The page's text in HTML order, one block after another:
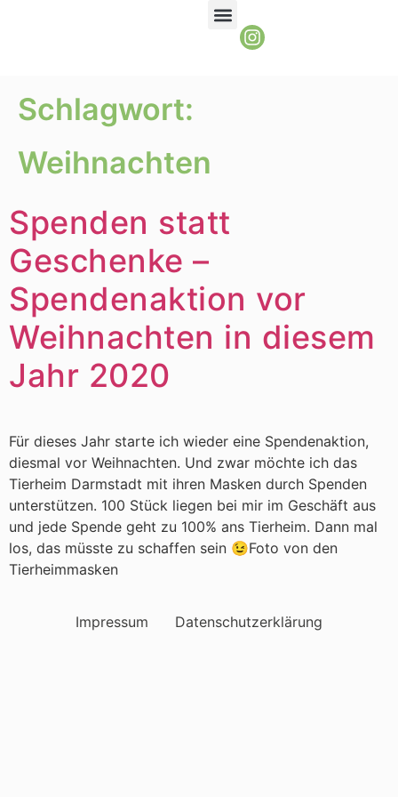
Schlagwort:
Weihnachten
Spenden statt
Geschenke –
Spendenaktion vor
Weihnachten in diesem
Jahr 2020
Für dieses Jahr starte ich wieder eine Spendenaktion,
diesmal vor Weihnachten. Und zwar möchte ich das
Tierheim Darmstadt mit ihren Masken durch Spenden
unterstützen. 100 Stück liegen bei mir im Geschäft aus
und jede Spende geht zu 100% ans Tierheim. Dann mal
los, das müsste zu schaffen sein 😉Foto von den
Tierheimmasken
Impressum Datenschutzerklärung